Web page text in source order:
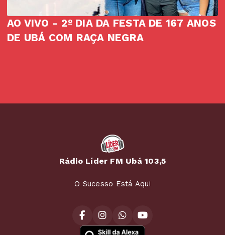
AO VIVO - 2º DIA DA FESTA DE 167 ANOS
DE UBÁ COM RAÇA NEGRA
Rádio Líder FM Ubá 103,5
O Sucesso Está Aqui